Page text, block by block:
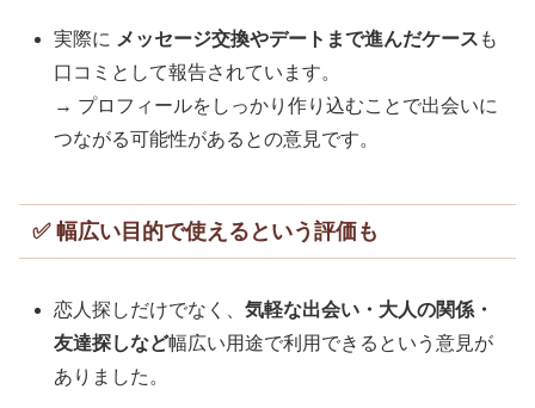
実際に メッセージ交換やデートまで進んだケース も
口コミとして報告されています。
→ プロフィールをしっかり作り込むことで出会いに
つながる可能性があるとの意見です。
✅ 幅広い目的で使えるという評価も
恋人探しだけでなく、気軽な出会い・大人の関係・
友達探しなど幅広い用途で利用できるという意見が
ありました。